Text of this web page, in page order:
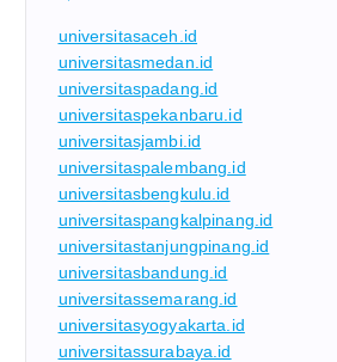
universitasaceh.id
universitasmedan.id
universitaspadang.id
universitaspekanbaru.id
universitasjambi.id
universitaspalembang.id
universitasbengkulu.id
universitaspangkalpinang.id
universitastanjungpinang.id
universitasbandung.id
universitassemarang.id
universitasyogyakarta.id
universitassurabaya.id